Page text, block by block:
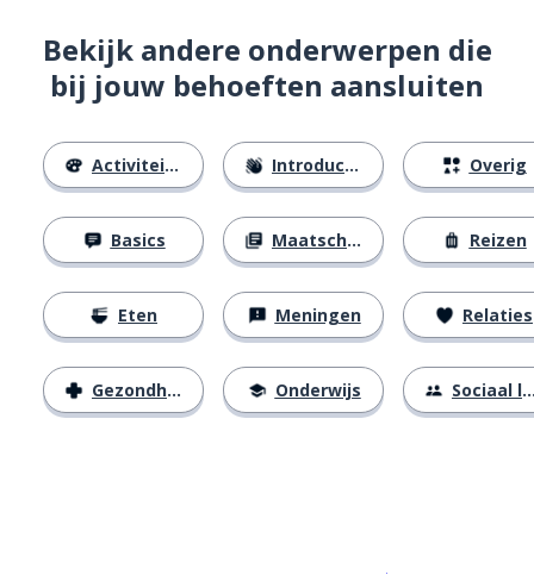
Bekijk andere onderwerpen die
bij jouw behoeften aansluiten
Activiteiten
Basics
Eten
Gezondheid
Introducties
Maatschappij
Meningen
Onderwijs
Overig
Reizen
Relaties
Sociaal leven